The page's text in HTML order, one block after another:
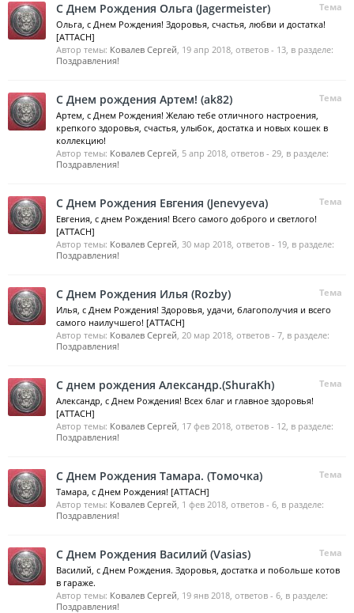
Тема
С Днем Рождения Ольга (Jagermeister)
Ольга, с Днем Рождения! Здоровья, счастья, любви и достатка!
[ATTACH]
Автор темы: Ковалев Сергей, 19 апр 2018, ответов - 13, в разделе:
Поздравления!
Тема
С Днем рождения Артем! (ak82)
Артем, с Днем Рождения! Желаю тебе отличного настроения,
крепкого здоровья, счастья, улыбок, достатка и новых кошек в
коллекцию!
Автор темы: Ковалев Сергей, 5 апр 2018, ответов - 29, в разделе:
Поздравления!
Тема
С Днем Рождения Евгения (Jenevyeva)
Евгения, с днем Рождения! Всего самого доброго и светлого!
[ATTACH]
Автор темы: Ковалев Сергей, 30 мар 2018, ответов - 19, в разделе:
Поздравления!
Тема
С Днем Рождения Илья (Rozby)
Илья, с Днем Рождения! Здоровья, удачи, благополучия и всего
самого наилучшего! [ATTACH]
Автор темы: Ковалев Сергей, 20 мар 2018, ответов - 7, в разделе:
Поздравления!
Тема
С днем рождения Александр.(ShuraKh)
Александр, с Днем Рождения! Всех благ и главное здоровья!
[ATTACH]
Автор темы: Ковалев Сергей, 17 фев 2018, ответов - 12, в разделе:
Поздравления!
Тема
С Днем Рождения Тамара. (Томочка)
Тамара, с Днем Рождения! [ATTACH]
Автор темы: Ковалев Сергей, 1 фев 2018, ответов - 6, в разделе:
Поздравления!
Тема
С Днем Рождения Василий (Vasias)
Василий, с Днем Рождения. Здоровья, достатка и побольше котов
в гараже.
Автор темы: Ковалев Сергей, 19 янв 2018, ответов - 6, в разделе:
Поздравления!